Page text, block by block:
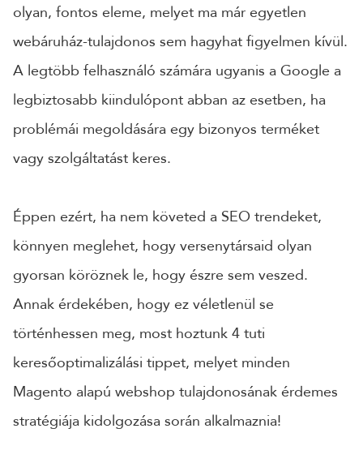
ÜZENET
olyan, fontos eleme, melyet ma már egyetlen
webáruház-tulajdonos sem hagyhat figyelmen kívül.
A legtöbb felhasználó számára ugyanis a Google a
legbiztosabb kiindulópont abban az esetben, ha
problémái megoldására egy bizonyos terméket
vagy szolgáltatást keres.
Éppen ezért, ha nem követed a SEO trendeket,
könnyen meglehet, hogy versenytársaid olyan
gyorsan köröznek le, hogy észre sem veszed.
Annak érdekében, hogy ez véletlenül se
történhessen meg, most hoztunk 4 tuti
keresőoptimalizálási tippet, melyet minden
Magento alapú webshop tulajdonosának érdemes
stratégiája kidolgozása során alkalmaznia!